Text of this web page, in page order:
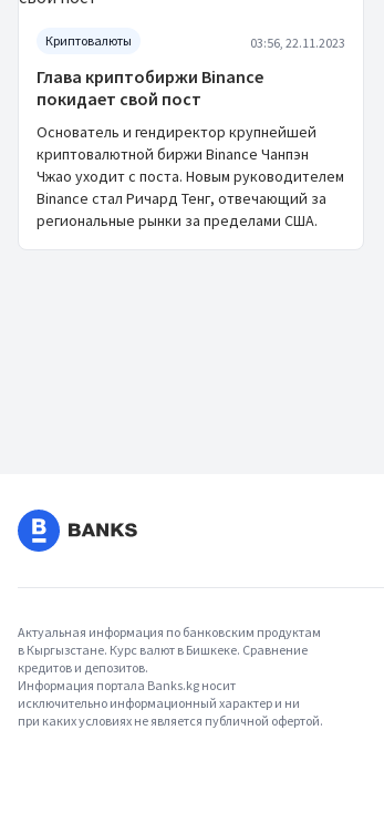
Криптовалюты 03:56, 22.11.2023
Глава криптобиржи Binance
покидает свой пост
Основатель и гендиректор крупнейшей
криптовалютной биржи Binance Чанпэн
Чжао уходит с поста. Новым руководителем
Binance стал Ричард Тенг, отвечающий за
региональные рынки за пределами США.
Актуальная информация по банковским продуктам
в Кыргызстане. Курс валют в Бишкеке. Сравнение
кредитов и депозитов.
Информация портала Banks.kg носит
исключительно информационный характер и ни
при каких условиях не является публичной офертой.